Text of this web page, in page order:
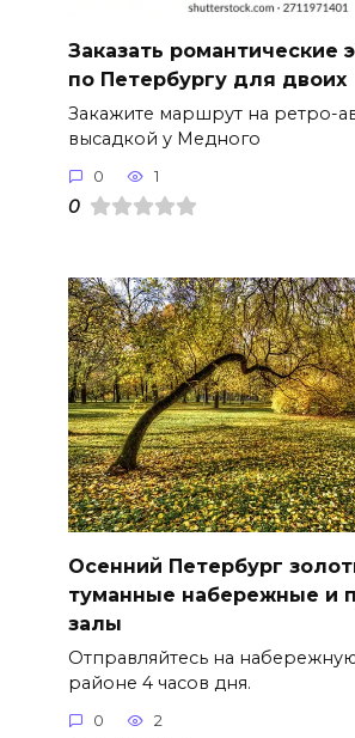
Заказать романтические
по Петербургу для двоих
Закажите маршрут на ретро-
высадкой у Медного
0 1
0
Осенний Петербург
туманные набережные и
залы
Отправляйтесь на
районе 4 часов дня.
0 2